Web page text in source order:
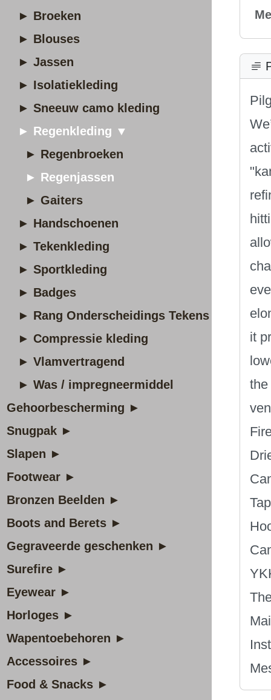
► Broeken
► Blouses
► Jassen
► Isolatiekleding
► Sneeuw camo kleding
► Regenkleding ▼
► Regenbroeken
► Regenjassen
► Gaiters
► Handschoenen
► Tekenkleding
► Sportkleding
► Badges
► Rang Onderscheidings Tekens
► Compressie kleding
► Vlamvertragend
► Was / impregneermiddel
Gehoorbescherming ►
Snugpak ►
Slapen ►
Footwear ►
Bronzen Beelden ►
Boots and Berets ►
Gegraveerde geschenken ►
Surefire ►
Eyewear ►
Horloges ►
Wapentoebehoren ►
Accessoires ►
Food & Snacks ►
it
the